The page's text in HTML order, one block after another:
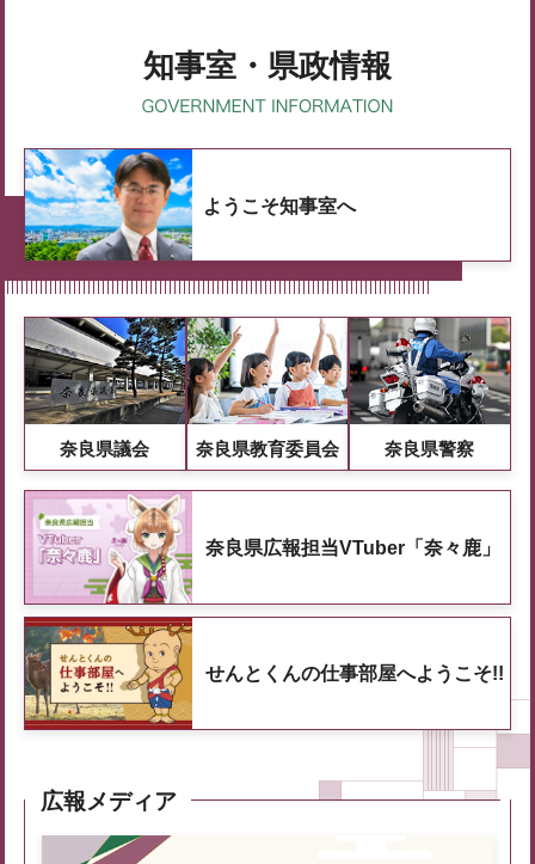
知事室・県政情報
ようこそ知事室へ
奈良県議会 奈良県教育委員会 奈良県警察
奈良県広報担当VTuber「奈々鹿」
せんとくんの仕事部屋へようこそ!!
広報メディア